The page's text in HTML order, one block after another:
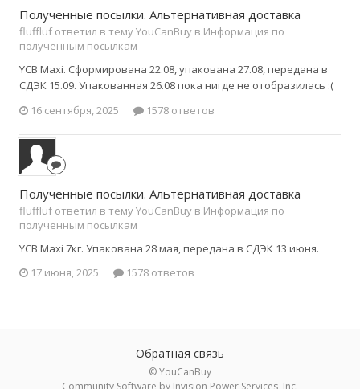
Полученные посылки. Альтернативная доставка
fluffluf ответил в тему YouCanBuy в Информация по
полученным посылкам
YCB Maxi. Сформирована 22.08, упакована 27.08, передана в
СДЭК 15.09. Упакованная 26.08 пока нигде не отобразилась :(
16 сентября, 2025
1578 ответов
Полученные посылки. Альтернативная доставка
fluffluf ответил в тему YouCanBuy в Информация по
полученным посылкам
YCB Maxi 7кг. Упакована 28 мая, передана в СДЭК 13 июня.
17 июня, 2025
1578 ответов
Обратная связь
© YouCanBuy
Community Software by Invision Power Services, Inc.